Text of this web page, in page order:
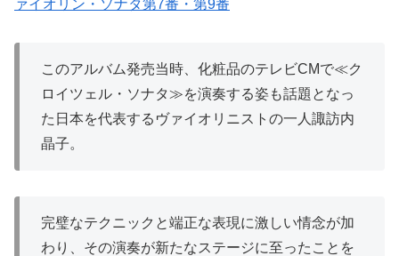
ァイオリン・ソナタ第7番・第9番
このアルバム発売当時、化粧品のテレビCMで≪ク
ロイツェル・ソナタ≫を演奏する姿も話題となっ
た日本を代表するヴァイオリニストの一人諏訪内
晶子。
完璧なテクニックと端正な表現に激しい情念が加
わり、その演奏が新たなステージに至ったことを